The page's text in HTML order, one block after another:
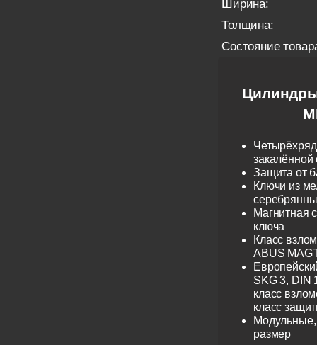
Ширина:
Толщина:
Состояние
Цилиндры
закалённой
Защита от
Ключи из
Магнитная
ключа
Класс
ABUS
SKG 3, DIN
класс
класс
размер